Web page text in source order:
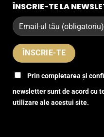
ÎNSCRIE-TE LA
Prin completarea și
newsletter sunt de acord cu
utilizare ale acestui site.